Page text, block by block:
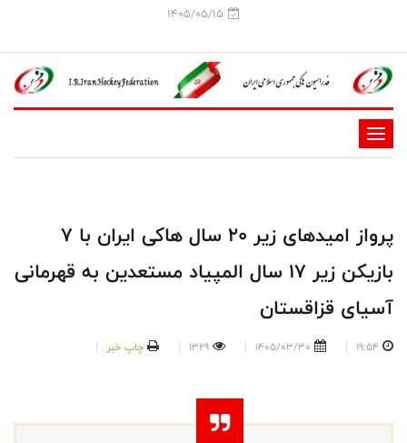
1405/05/15
-
-
-
-
پرواز امیدهای زیر 20 سال هاکی ایران با 7
بازیکن زیر 17 سال المپیاد مستعدین به قهرمانی
آسیای قزاقستان
19:54
1405/03/30
1329 چاپ خبر